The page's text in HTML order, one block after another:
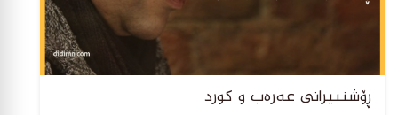
ڕۆشنبیرانی عەرەب و کورد